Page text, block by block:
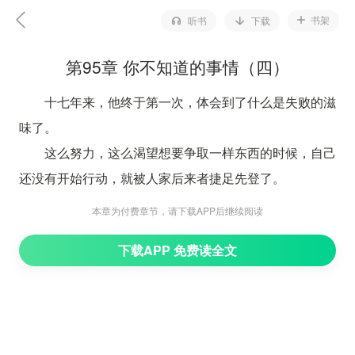
听书 下载 书架
第95章 你不知道的事情（四）
十七年来，他终于第一次，体会到了什么是失败的滋
味了。
这么努力，这么渴望想要争取一样东西的时候，自己
还没有开始行动，就被人家后来者捷足先登了。
明明，自己才是那个喜欢了她五年的人。
也是第一次，有想要抢回本来应该属于自己的东西。
本章为付费章节，请下载APP后继续阅读
下载APP 免费读全文